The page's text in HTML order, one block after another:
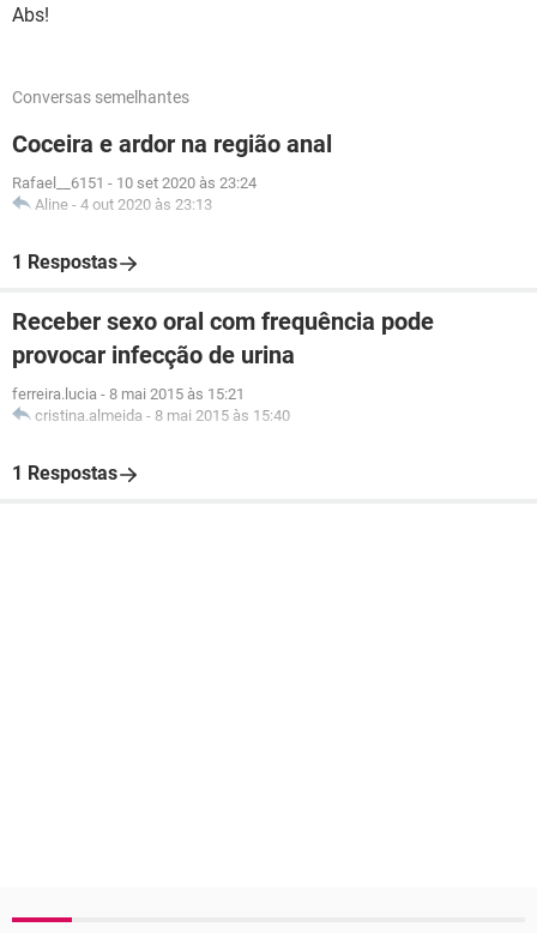
Abs!
Conversas semelhantes
Coceira e ardor na região anal
Rafael__6151 - 10 set 2020 às 23:24
Aline - 4 out 2020 às 23:13
1 Respostas
Receber sexo oral com frequência pode
provocar infecção de urina
ferreira.lucia - 8 mai 2015 às 15:21
cristina.almeida - 8 mai 2015 às 15:40
1 Respostas